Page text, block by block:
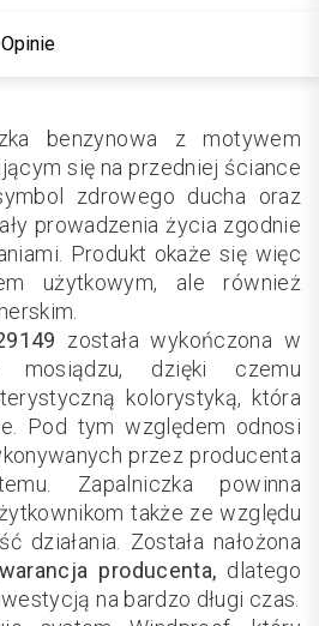
Opinie
benzynowa z motywem
się na przedniej ściance
zdrowego ducha oraz
prowadzenia życia zgodnie
Produkt okaże się więc
użytkowym, ale również
została wykończona w
mosiądzu, dzięki czemu
kolorystyką, która
Pod tym względem odnosi
przez producenta
Zapalniczka powinna
także ze względu
działania. Została nałożona
producenta, dlatego
na bardzo długi czas.